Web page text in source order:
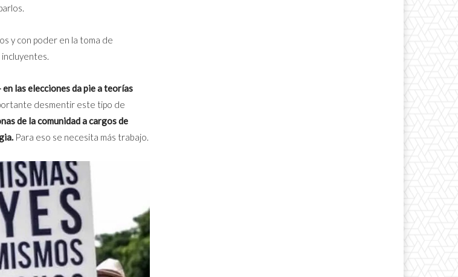
y con poder en la toma de
las elecciones da pie a teorías
desmentir este tipo de
de la comunidad a cargos de
Para eso se necesita más trabajo.